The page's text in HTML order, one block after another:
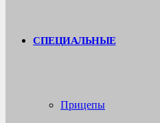
СПЕЦИАЛЬНЫЕ
Прицепы